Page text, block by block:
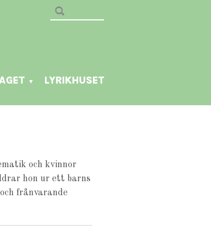
▼ LYRIKHUSET
och kvinnor
hon ur ett barns
frånvarande